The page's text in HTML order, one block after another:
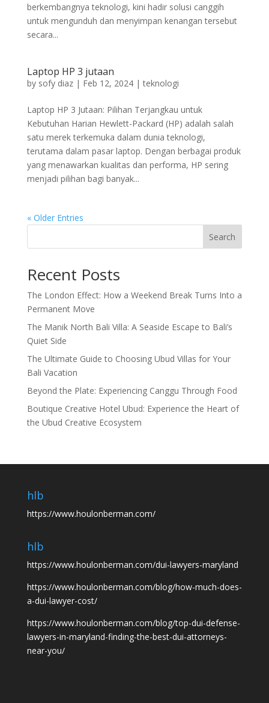
berkembangnya teknologi, kini hadir solusi canggih
untuk mengunduh dan menyimpan kenangan tersebut
secara...
Laptop HP 3 jutaan
by sofy diaz| Feb 12, 2024|teknologi
Laptop HP 3 Jutaan: Pilihan Terjangkau untuk
Kebutuhan Harian Hewlett-Packard (HP) adalah salah
satu merek terkemuka dalam dunia teknologi,
terutama dalam pasar laptop. Dengan berbagai produk
yang menawarkan kualitas dan performa, HP sering
menjadi pilihan bagi banyak...
« Older Entries
Search
Recent Posts
The London Effect: How a Weekend Break Turns Into a
Permanent Move
The Manik North Bali Villa: A Seaside Escape to Bali’s
Quiet Side
The Ultimate Guide to Choosing Ubud Villas for Your
Bali Vacation
Beyond the Plate: Experiencing Canggu Through Food
Boutique Creative Hotel Ubud: Experience the Heart of
the Ubud Creative Ecosystem
hlb
https://www.houlonberman.com/
hlb
https://www.houlonberman.com/dui-lawyers-maryland
https://www.houlonberman.com/blog/how-much-does-
a-dui-lawyer-cost/
https://www.houlonberman.com/blog/top-dui-defense-
lawyers-in-maryland-finding-the-best-dui-attorneys-
near-you/